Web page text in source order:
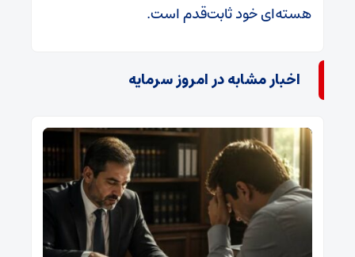
هسته‌ای خود ثابت‌قدم است.
اخبار مشابه در امروز سرمایه